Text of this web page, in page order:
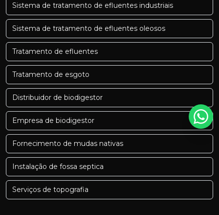
Sistema de tratamento de efluentes industriais
Sistema de tratamento de efluentes oleosos
Tratamento de efluentes
Tratamento de esgoto
Distribuidor de biodigestor
Empresa de biodigestor
Fornecimento de mudas nativas
Instalação de fossa septica
Serviços de topografia